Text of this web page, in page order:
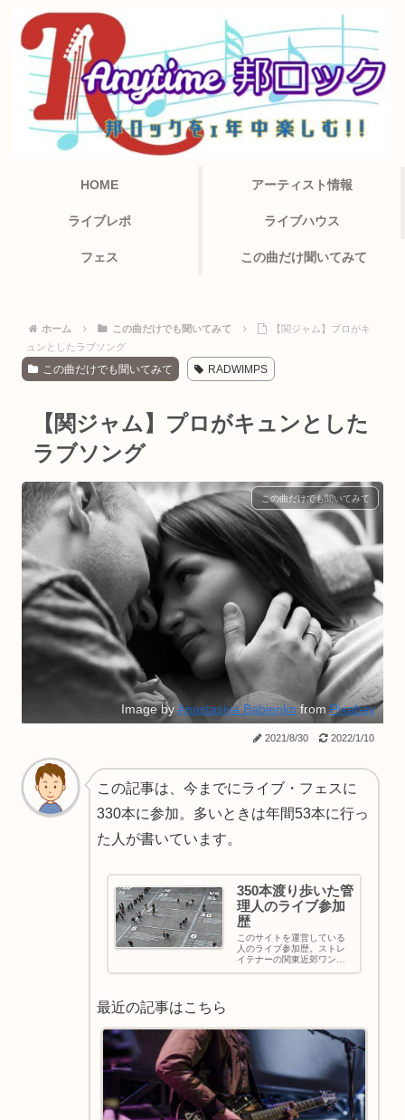
HOME アーティスト情報
ライブレポ ライブハウス
フェス この曲だけ聞いてみて
ホーム この曲だけでも聞いてみて
【関ジャム】プロがキ
ュンとしたラブソング
この曲だけでも聞いてみて RADWIMPS
【関ジャム】プロがキュンとした
ラブソング
この曲だけでも聞いてみて
Image byAnastasiya Babienko fromPixabay
2021/8/30 2022/1/10
この記事は、今までにライブ・フェスに
330本に参加。多いときは年間53本に行っ
た人が書いています。
350本渡り歩いた管
理人のライブ参加
歴
このサイトを運営している
人のライブ参加歴。ストレ
イテナーの関東近郊ワンマ
最近の記事はこちら